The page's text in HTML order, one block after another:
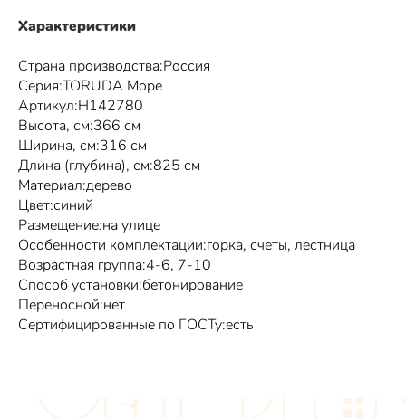
Характеристики
Страна производства:Россия
Серия:TORUDA Море
Артикул:Н142780
Высота, см:366 см
Ширина, см:316 см
Длина (глубина), см:825 см
Материал:дерево
Цвет:синий
Размещение:на улице
Особенности комплектации:горка, счеты, лестница
Возрастная группа:4-6, 7-10
Способ установки:бетонирование
Переносной:нет
Сертифицированные по ГОСТу:есть